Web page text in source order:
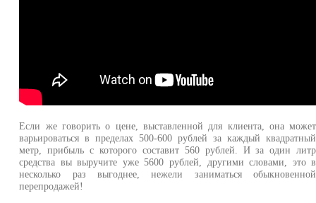
Если же говорить о цене, выставленной для клиента, она может
варьироваться в пределах 500-600 рублей за каждый квадратный
метр, прибыль с которого составит 560 рублей. И за один литр
средства вы выручите уже 5600 рублей, другими словами, это в
несколько раз выгоднее, нежели заниматься обыкновенной
перепродажей!